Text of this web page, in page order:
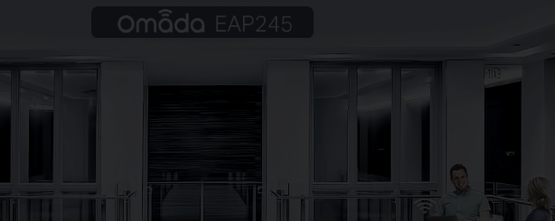
Omada EAP245